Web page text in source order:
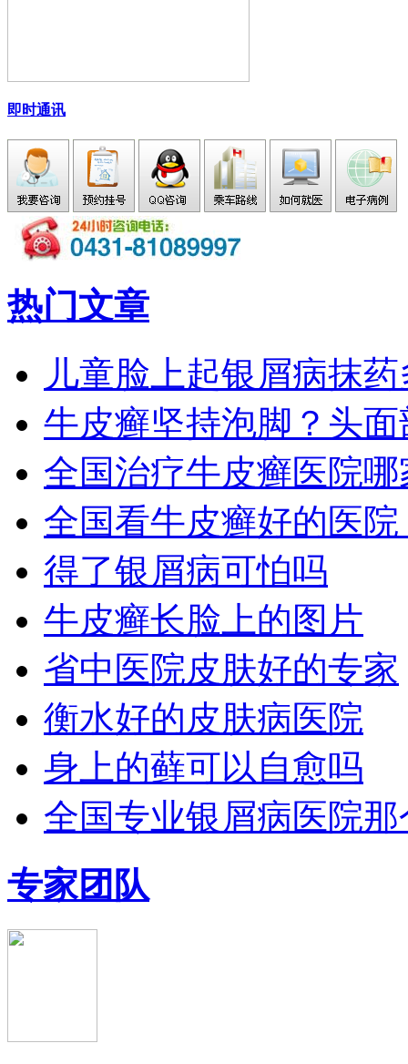
即时通讯
热门文章
儿童脸上起银屑病抹
牛皮癣坚持泡脚？头
全国治疗牛皮癣医院
全国看牛皮癣好的医
得了银屑病可怕吗
牛皮癣长脸上的图片
省中医院皮肤好的专家
衡水好的皮肤病医院
身上的藓可以自愈吗
全国专业银屑病医院那
专家团队